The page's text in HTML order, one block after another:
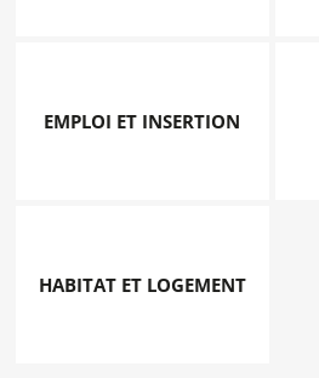
EMPLOI ET INSERTION
HABITAT ET LOGEMENT